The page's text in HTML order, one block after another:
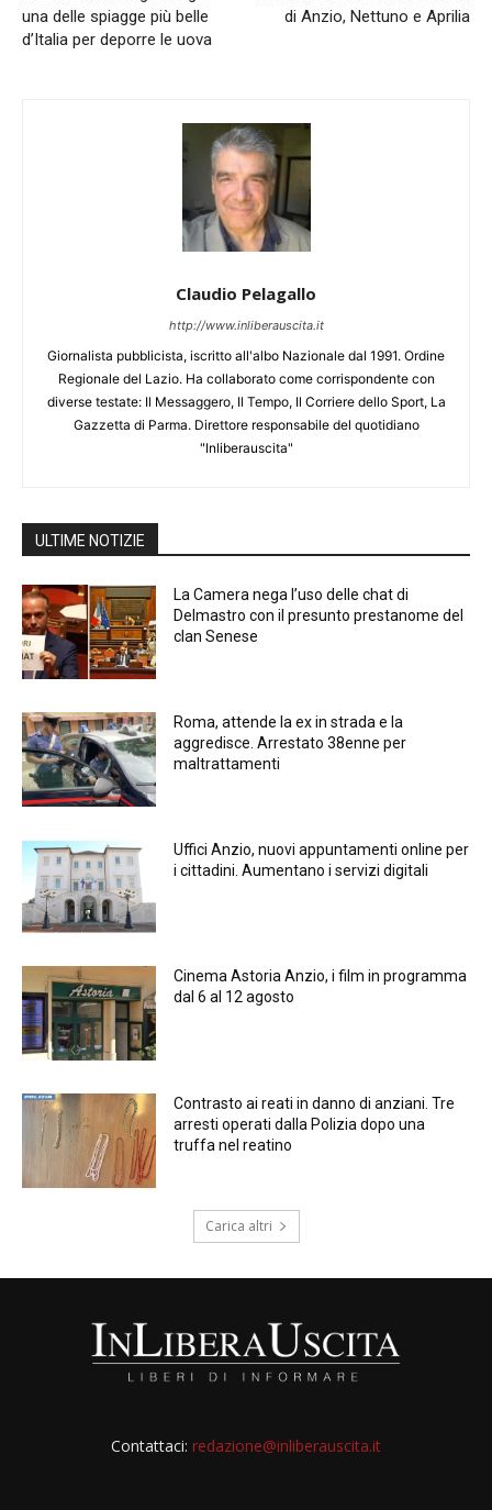
una delle spiagge più belle
d’Italia per deporre le uova
di Anzio, Nettuno e Aprilia
Claudio Pelagallo
http://www.inliberauscita.it
Giornalista pubblicista, iscritto all'albo Nazionale dal 1991. Ordine
Regionale del Lazio. Ha collaborato come corrispondente con
diverse testate: Il Messaggero, Il Tempo, Il Corriere dello Sport, La
Gazzetta di Parma. Direttore responsabile del quotidiano
"Inliberauscita"
ULTIME NOTIZIE
La Camera nega l’uso delle chat di
Delmastro con il presunto prestanome del
clan Senese
Roma, attende la ex in strada e la
aggredisce. Arrestato 38enne per
maltrattamenti
Uffici Anzio, nuovi appuntamenti online per
i cittadini. Aumentano i servizi digitali
Cinema Astoria Anzio, i film in programma
dal 6 al 12 agosto
Contrasto ai reati in danno di anziani. Tre
arresti operati dalla Polizia dopo una
truffa nel reatino
Carica altri
Contattaci: redazione@inliberauscita.it